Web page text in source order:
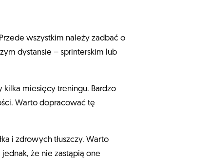
wszystkim należy zadbać o
dystansie – sprinterskim lub
miesięcy treningu. Bardzo
Warto dopracować tę
i zdrowych tłuszczy. Warto
że nie zastąpią one